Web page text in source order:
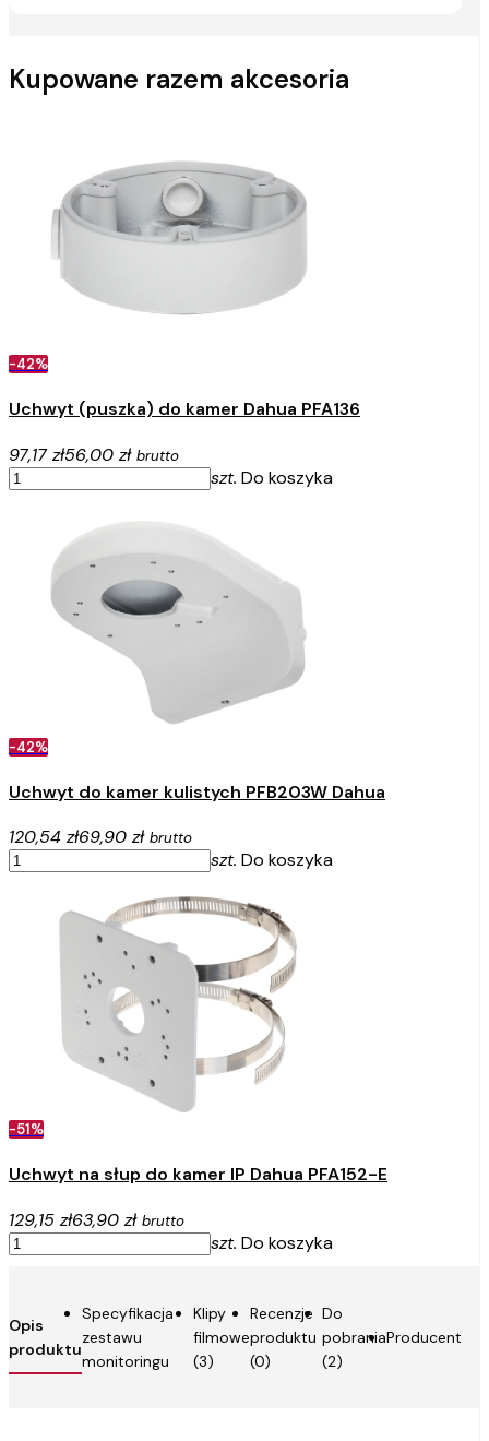
Kupowane razem akcesoria
-42%
Uchwyt (puszka) do kamer Dahua PFA136
97,17 zł56,00 zł brutto
szt. Do koszyka
-42%
Uchwyt do kamer kulistych PFB203W Dahua
120,54 zł69,90 zł brutto
szt. Do koszyka
-51%
Uchwyt na słup do kamer IP Dahua PFA152-E
129,15 zł63,90 zł brutto
szt. Do koszyka
Opis
produktu
Do
pobrania
(2)
Specyfikacja
zestawu
monitoringu
Producent
Klipy
filmowe
(3)
Recenzje
produktu
(0)